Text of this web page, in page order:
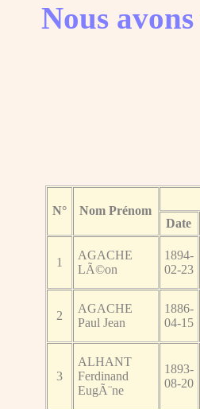
Nous
N° Nom Prénom
Date
1
AGACHE
LÃ©on
1894-
02-23
2
AGACHE
Paul Jean
1886-
04-15
3
ALHANT
Ferdinand
EugÃ¨ne
1893-
08-20